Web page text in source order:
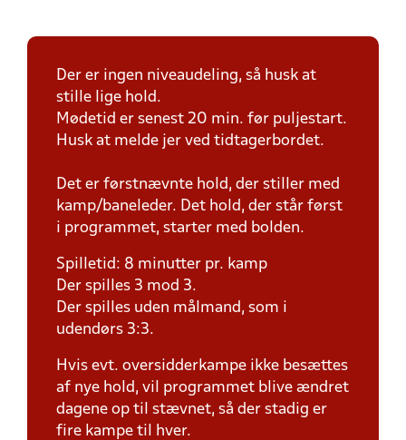
Der er ingen niveaudeling, så husk at
stille lige hold.
Mødetid er senest 20 min. før puljestart.
Husk at melde jer ved tidtagerbordet.
Det er førstnævnte hold, der stiller med
kamp/baneleder. Det hold, der står først
i programmet, starter med bolden.
Spilletid: 8 minutter pr. kamp
Der spilles 3 mod 3.
Der spilles uden målmand, som i
udendørs 3:3.
Hvis evt. oversidderkampe ikke besættes
af nye hold, vil programmet blive ændret
dagene op til stævnet, så der stadig er
fire kampe til hver.